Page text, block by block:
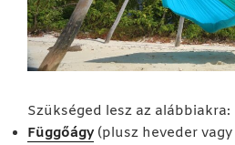
Szükséged lesz az alábbiakra:
Függőágy(plusz heveder